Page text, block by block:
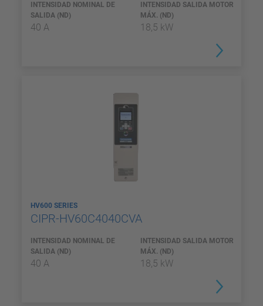
INTENSIDAD NOMINAL DE
SALIDA (ND)
40 A
INTENSIDAD SALIDA MOTOR
MÁX. (ND)
18,5 kW
HV600 SERIES
CIPR-HV60C4040CVA
INTENSIDAD NOMINAL DE
SALIDA (ND)
40 A
INTENSIDAD SALIDA MOTOR
MÁX. (ND)
18,5 kW